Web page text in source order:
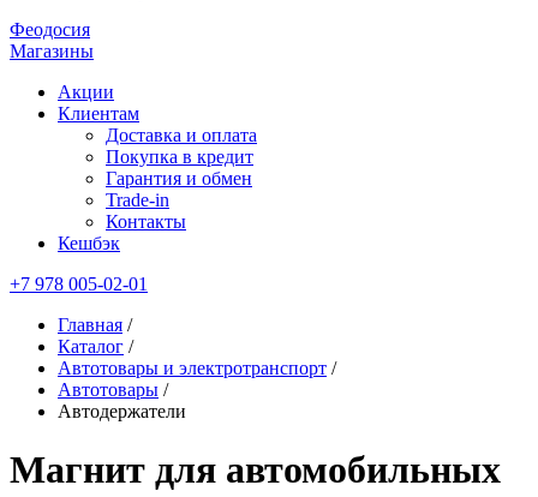
Феодосия
Магазины
Акции
Клиентам
Доставка и оплата
Покупка в кредит
Гарантия и обмен
Trade-in
Контакты
Кешбэк
+7 978 005-02-01
Главная /
Каталог /
Автотовары и электротранспорт /
Автотовары /
Автодержатели
Магнит для автомобильных